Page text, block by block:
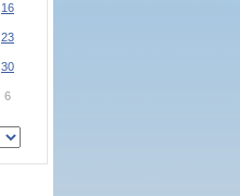
16
23
30
6